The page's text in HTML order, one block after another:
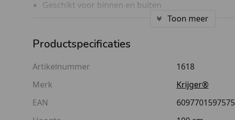
Geschikt voor binnen en buiten
Gemaakt van een hoge kwaliteit roestvrij staal
paaltje en voet-paaltje
Eenvoudig in elkaar te zetten
Laagste prijsgarantie
Goed om te weten
Toon meer
Productspecificaties
Artikelnummer
1618
Merk
Krijger®
EAN
6097701597575